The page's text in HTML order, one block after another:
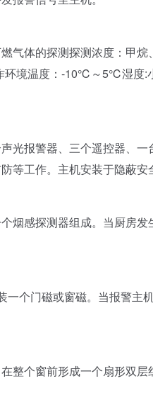
体的探测探测浓度：甲烷
环境温度：-10℃～5℃湿度:
报警器、三个遥控器、一
等工作。主机安装于隐蔽安
感探测器组成。当厨房发
个门磁或窗磁。当报警主
个窗前形成一个扇形双层